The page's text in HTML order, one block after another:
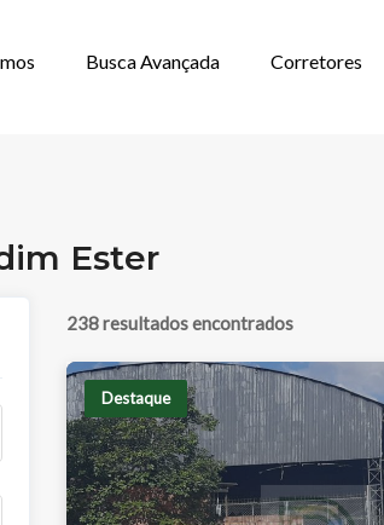
Busca Avançada Corretores
EM
Ester
238 resultados encontrados
Destaque